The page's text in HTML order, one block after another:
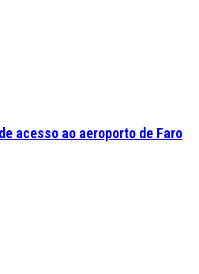
acesso ao aeroporto de Faro